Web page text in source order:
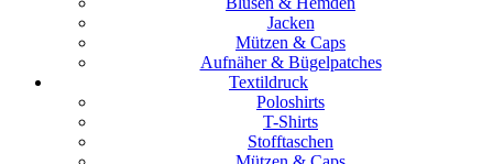
Jacken
Mützen & Caps
Aufnäher & Bügelpatches
Textildruck
Poloshirts
T-Shirts
Stofftaschen